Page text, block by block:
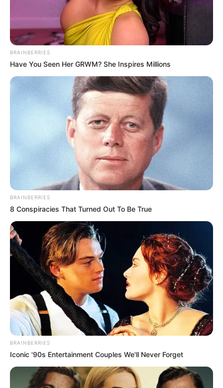
BRAINBERRIES
Have You Seen Her GRWM? She Inspires Millions
BRAINBERRIES
8 Conspiracies That Turned Out To Be True
BRAINBERRIES
Iconic '90s Entertainment Couples We'll Never Forget